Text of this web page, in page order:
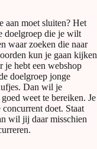
aan moet sluiten? Het
doelgroep die je wilt
waar zoeken die naar
kun je gaan kijken
je hebt een webshop
doelgroep jonge
Dan wil je
weet te bereiken. Je
doet. Staat
wil jij daar misschien